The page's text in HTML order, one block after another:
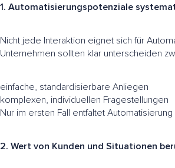
1. Automatisierungspotenziale
Nicht jede Interaktion eignet sich für
Unternehmen sollten klar unterscheiden
einfache, standardisierbare Anliegen
komplexen, individuellen Fragestellungen
Nur im ersten Fall entfaltet
2. Wert von Kunden und Situationen